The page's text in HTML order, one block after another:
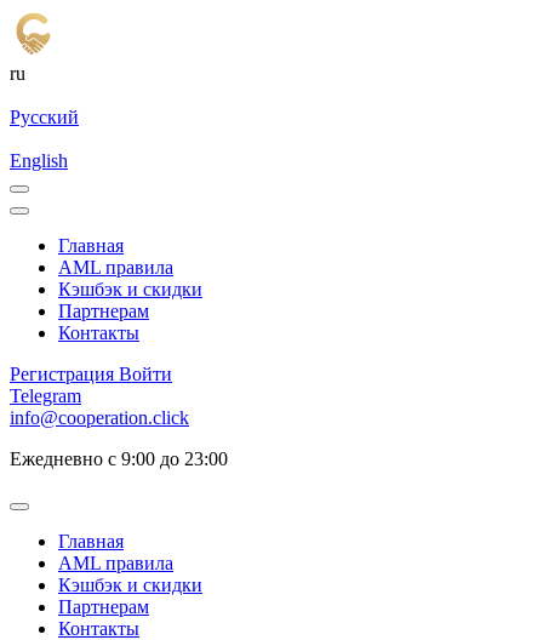
ru
Русский
English
Главная
AML правила
Кэшбэк и cкидки
Партнерам
Контакты
Регистрация Войти
Telegram
info@cooperation.click
Ежедневно с 9:00 до 23:00
Главная
AML правила
Кэшбэк и cкидки
Партнерам
Контакты